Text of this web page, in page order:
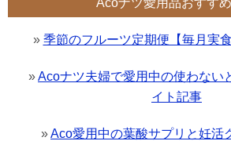
» 季節のフルーツ定期便【毎月実
»Acoナツ夫婦で愛用中の使わない
イト記事
»Aco愛用中の葉酸サプリと妊活